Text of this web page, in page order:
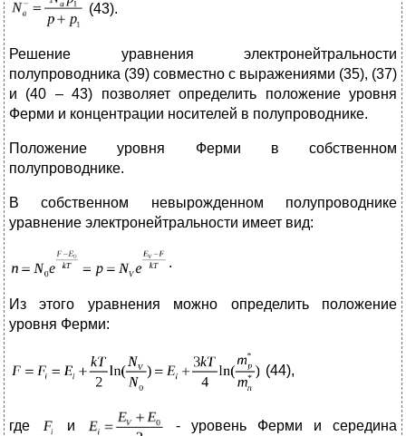
(43).
Решение уравнения электронейтральности
полупроводника (39) совместно с выражениями (35), (37)
и (40 – 43) позволяет определить положение уровня
Ферми и концентрации носителей в полупроводнике.
Положение уровня Ферми в собственном
полупроводнике.
В собственном невырожденном полупроводнике
уравнение электронейтральности имеет вид:
.
Из этого уравнения можно определить положение
уровня Ферми:
(44),
где и
- уровень Ферми и середина